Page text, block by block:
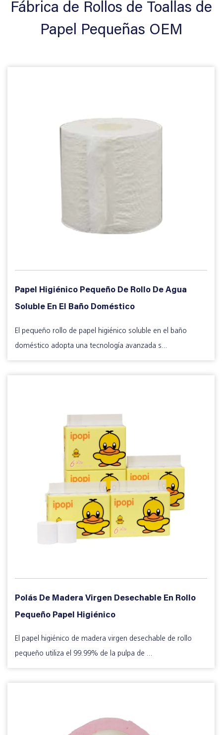
Fábrica de Rollos de Toallas de
Papel Pequeñas OEM
Papel Higiénico Pequeño De Rollo De Agua
Soluble En El Baño Doméstico
El pequeño rollo de papel higiénico soluble en el baño
doméstico adopta una tecnología avanzada s...
Polás De Madera Virgen Desechable En Rollo
Pequeño Papel Higiénico
El papel higiénico de madera virgen desechable de rollo
pequeño utiliza el 99.99% de la pulpa de ...